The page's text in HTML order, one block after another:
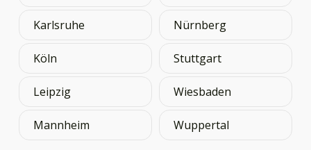
Karlsruhe
Köln
Leipzig
Mannheim
Nürnberg
Stuttgart
Wiesbaden
Wuppertal